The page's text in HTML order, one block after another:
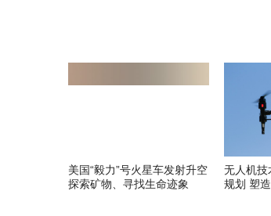
美国“毅力”号火星车发射升空
探索矿物、寻找生命迹象
无人机技
规划 塑